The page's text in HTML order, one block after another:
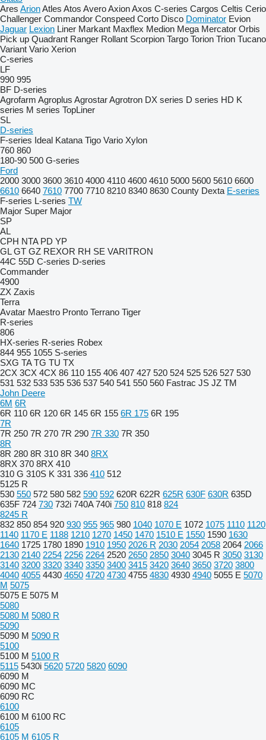
Ares ArionAtles Atos AveroAxionAxos C-series Cargos Celtis Cerio
Challenger Commandor Conspeed Corto Disco Dominator Evion
Jaguar Lexion Liner Markant Maxflex Medion Mega Mercator Orbis
Pick up Quadrant Ranger Rollant Scorpion Targo Torion Trion Tucano
Variant Vario Xerion
C-series
LF
990 995
BF D-series
Agrofarm Agroplus AgrostarAgrotron DX series D series HD K
series M series TopLiner
SL
D-series
F-series Ideal Katana Tigo Vario Xylon
760 860
180-90 500 G-series
Ford
2000 3000 3600 3610 4000 4110 4600 4610 5000 5600 5610 6600
6610 6640 7610 7700 7710 8210 8340 8630 County Dexta E-series
F-series L-series TW
Major Super Major
SP
AL
CPH NTA PD YP
GL GT GZ REXOR RH SE VARITRON
44C 55D C-series D-series
Commander
4900
ZX Zaxis
Terra
Avatar Maestro Pronto Terrano Tiger
R-series
806
HX-series R-series Robex
844 955 1055 S-series
SXG TA TG TU TX
2CX 3CX 4CX 86 110 155 406 407 427 520 524 525 526 527 530
531 532 533 535 536 537 540 541 550 560 Fastrac JS JZ TM
John Deere
6M 6R
6R 110 6R 120 6R 145 6R 155 6R 175 6R 195
7R
7R 250 7R 270 7R 290 7R 330 7R 350
8R
8R 280 8R 310 8R 340 8RX
8RX 370 8RX 410
310 G 310S K 331 336 410 512
5125 R
530 550 572 580 582 590 592 620R 622R 625R 630F 630R 635D
635F 724 730 732i 740A 740i 750 810 818 824
8245 R
832 850 854 920 930 955 965 980 1040 1070 E 1072 1075 1110 1120
1140 1170 E 1188 1210 1270 1450 1470 1510 E 1550 1590 1630
1640 1725 1780 1890 1910 1950 2026 R 2030 2054 2058 2064 2066
2130 2140 2254 2256 2264 2520 2650 2850 3040 3045 R 3050 3130
3140 3200 3320 3340 3350 3400 3415 3420 3640 3650 3720 3800
4040 4055 4430 4650 4720 4730 4755 4830 4930 4940 5055 E 5070
M 5075
5075 E 5075 M
5080
5080 M 5080 R
5090
5090 M 5090 R
5100
5100 M 5100 R
5115 5430i 5620 5720 5820 6090
6090 M
6090 MC
6090 RC
6100
6100 M 6100 RC
6105
6105 M 6105 R